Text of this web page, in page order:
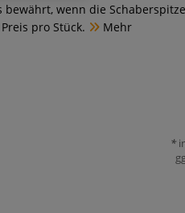
bewährt, wenn die
pro Stück.
Mehr